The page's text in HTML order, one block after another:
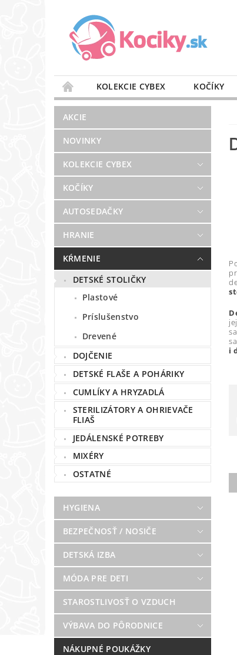
KOLEKCIE CYBEX KOČÍKY
STAROSTLIVOSŤ O VZDUCH
BLOG
PREDAJŇA KONTAKT
AKCIE
NOVINKY
KOLEKCIE CYBEX
KOČÍKY
AUTOSEDAČKY
HRANIE
KŔMENIE
DETSKÉ STOLIČKY
Plastové
Príslušenstvo
Drevené
DOJČENIE
DETSKÉ FLAŠE A POHÁRIKY
CUMLÍKY A HRYZADLÁ
STERILIZÁTORY A OHRIEVAČE
FLIAŠ
JEDÁLENSKÉ POTREBY
MIXÉRY
OSTATNÉ
HYGIENA
BEZPEČNOSŤ / NOSIČE
DETSKÁ IZBA
MÓDA PRE DETI
STAROSTLIVOSŤ O VZDUCH
VÝBAVA DO PÔRODNICE
NÁKUPNÉ POUKÁŽKY
sa
i